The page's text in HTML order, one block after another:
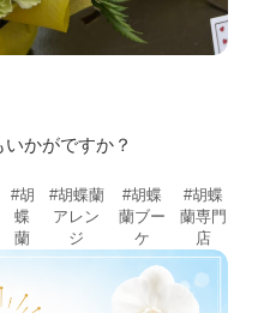
かがですか？
#胡
蝶
蘭
#胡蝶蘭
アレン
ジ
#胡蝶
蘭ブー
ケ
#胡蝶
蘭専門
店